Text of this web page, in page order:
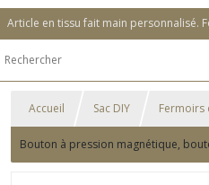
Article en tissu fait main personnalisé.
Accueil Sac DIY Fermoirs
Bouton à pression magnétique,